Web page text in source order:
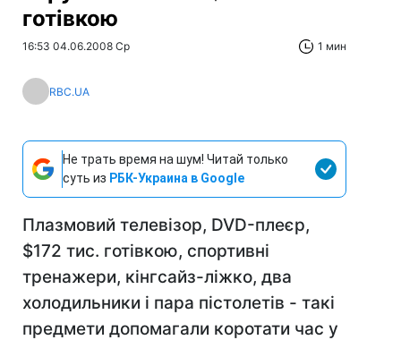
готівкою
16:53 04.06.2008 Ср 1 мин
RBC.UA
Не трать время на шум! Читай только
суть из РБК-Украина в Google
Плазмовий телевізор, DVD-плеєр,
$172 тис. готівкою, спортивні
тренажери, кінгсайз-ліжко, два
холодильники і пара пістолетів - такі
предмети допомагали коротати час у